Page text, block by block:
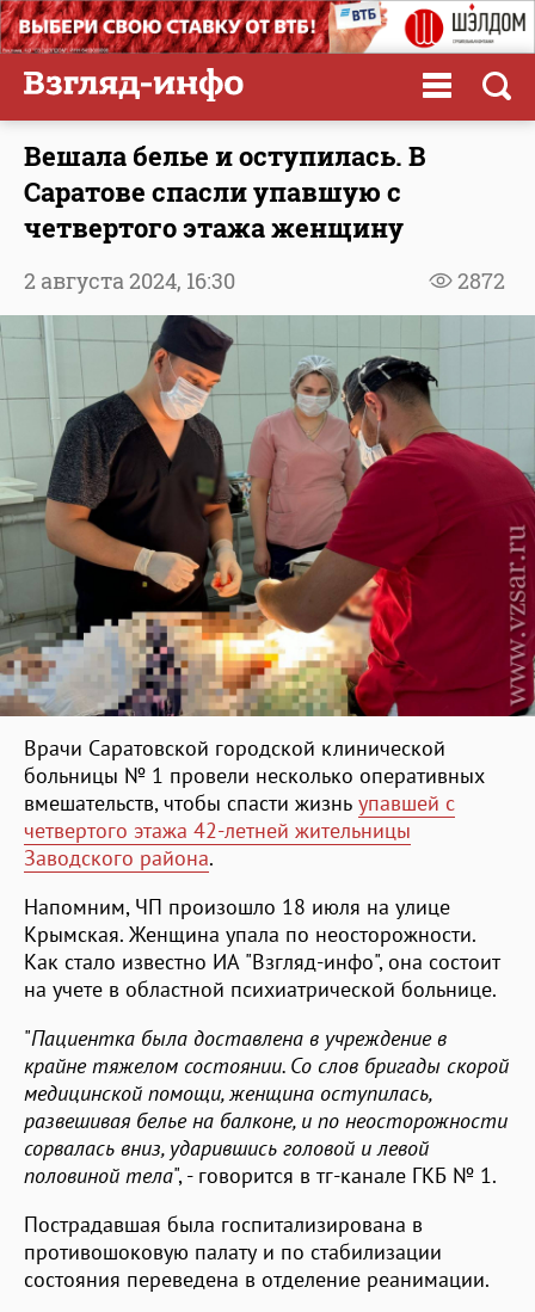
Вешала белье и оступилась. В
Саратове спасли упавшую с
четвертого этажа женщину
2872
2 августа 2024, 16:30
Врачи Саратовской городской клинической
больницы № 1 провели несколько оперативных
вмешательств, чтобы спасти жизнь упавшей с
четвертого этажа 42-летней жительницы
Заводского района.
Напомним, ЧП произошло 18 июля на улице
Крымская. Женщина упала по неосторожности.
Как стало известно ИА "Взгляд-инфо", она состоит
на учете в областной психиатрической больнице.
"Пациентка была доставлена в учреждение в
крайне тяжелом состоянии. Со слов бригады скорой
медицинской помощи, женщина оступилась,
развешивая белье на балконе, и по неосторожности
сорвалась вниз, ударившись головой и левой
половиной тела", - говорится в тг-канале ГКБ № 1.
Пострадавшая была госпитализирована в
противошоковую палату и по стабилизации
состояния переведена в отделение реанимации.